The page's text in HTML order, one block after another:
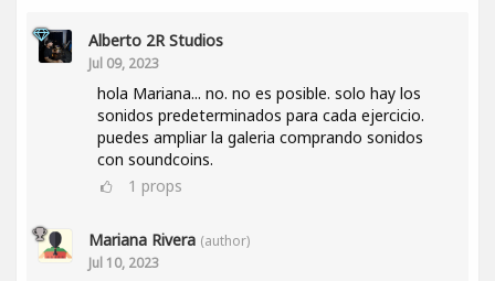
Alberto 2R Studios
Jul 09, 2023
hola Mariana... no. no es posible. solo hay los
sonidos predeterminados para cada ejercicio.
puedes ampliar la galeria comprando sonidos
con soundcoins.
1 props
Mariana Rivera (author)
Jul 10, 2023